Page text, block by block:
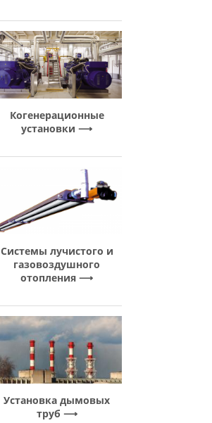
Когенерационные
установки
Системы лучистого и
газовоздушного
отопления
Установка дымовых
труб